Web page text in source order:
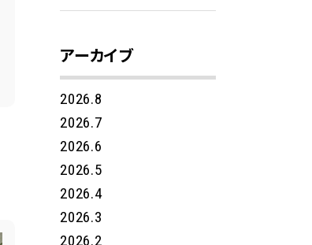
アーカイブ
2026.8
2026.7
2026.6
2026.5
2026.4
2026.3
2026.2